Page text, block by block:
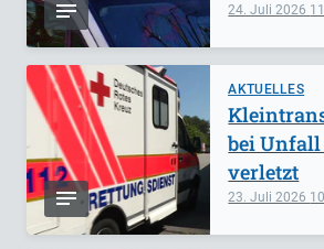
24. Juli 2026
AKTUELLES
23. Juli 2026
bei Unfall
verletzt